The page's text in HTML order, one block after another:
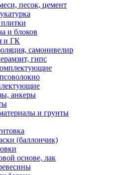
песок, цемент
и блоков
и ГК
самонивелир
гипс
анкеры
и грунты
(баллончик)
основе, лак